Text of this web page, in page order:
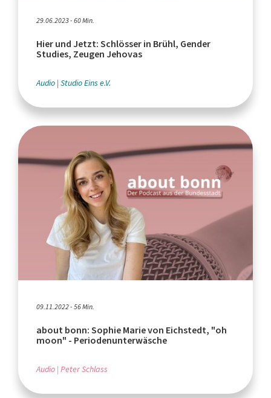
29.06.2023 - 60 Min.
Hier und Jetzt: Schlösser in Brühl, Gender
Studies, Zeugen Jehovas
Audio Studio Eins e.V.
09.11.2022 - 56 Min.
about bonn: Sophie Marie von Eichstedt, "oh
moon" - Periodenunterwäsche
Audio Peter Schlass